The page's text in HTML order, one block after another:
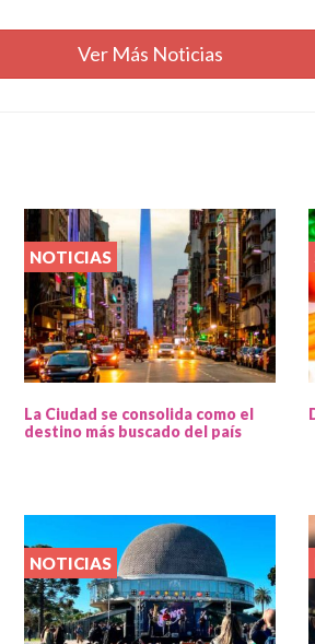
Ver Más Noticias
NOTICIAS
La Ciudad se consolida como el
destino más buscado del país
NOTICIAS